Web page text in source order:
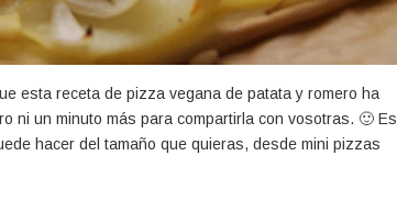
esta receta de pizza vegana de patata y romero ha
ni un minuto más para compartirla con vosotras. 🙂 Es
hacer del tamaño que quieras, desde mini pizzas